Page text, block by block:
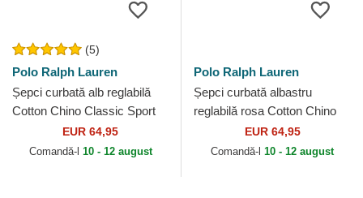
(5)
Polo Ralph Lauren
Șepci curbată alb reglabilă
Cotton Chino Classic Sport
de Polo Ralph Lauren
EUR 64,95
Comandă-l 10 - 12 august
Polo Ralph Lauren
Șepci curbată albastru
reglabilă rosa Cotton Chino
Classic Sport de Polo Ralph
Lauren
EUR 64,95
Comandă-l 10 - 12 august